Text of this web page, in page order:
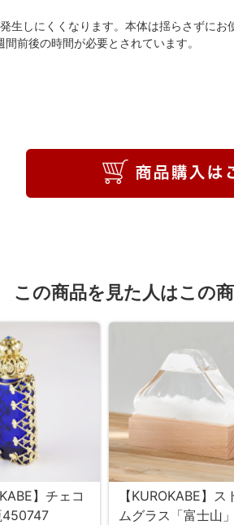
生しにくくなります。本体は揺らさずにお
前後の時間が必要とされています。
この商品を見た人はこの
】チェコ
450747
【KUROKABE】ス
ムグラス「富士山」